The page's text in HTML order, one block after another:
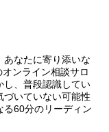
あなたに寄り添いな
ンライン相談サロ
し、普段認識してい
づいていない可能性
る60分のリーディン